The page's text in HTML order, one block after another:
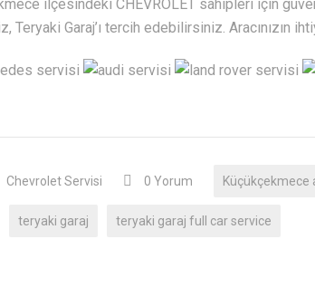
ilçesindeki CHEVROLET sahipleri için
Garaj’ı tercih edebilirsiniz. Aracınızın
Chevrolet Servisi 0 Yorum Küçükçekmece
teryaki garaj teryaki garaj full car service